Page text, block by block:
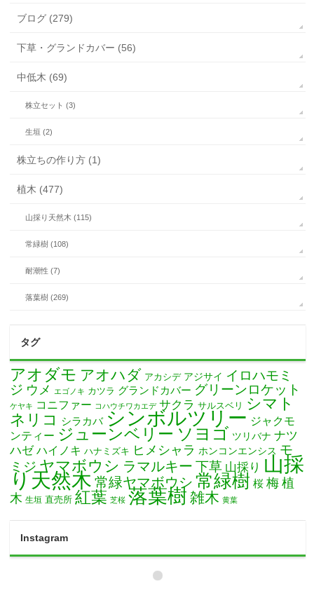
ブログ (279)
下草・グランドカバー (56)
中低木 (69)
株立セット (3)
生垣 (2)
株立ちの作り方 (1)
植木 (477)
山採り天然木 (115)
常緑樹 (108)
耐潮性 (7)
落葉樹 (269)
タグ
アオダモ アオハダ アカシデ アジサイ イロハモミ
ジ ウメ エゴノキ カツラ グランドカバー グリーンロケット
ケヤキ コニファー コハウチワカエデ サクラ サルスベリ シマト
ネリコ
シラカバ シンボルツリー ジャクモ
ンティー ジューンベリー ソヨゴ ツリバナ ナツ
ハゼ ハイノキ ハナミズキ ヒメシャラ ホンコンエンシス モ
ミジ ヤマボウシ ラマルキー 下草 山採り 山採
り天然木 常緑ヤマボウシ 常緑樹 桜 梅 植
木 生垣 直売所 紅葉 芝桜 落葉樹 雑木 黄葉
Instagram